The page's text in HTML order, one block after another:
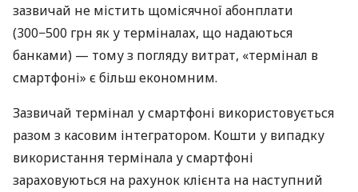
зазвичай не містить щомісячної абонплати
(300−500 грн як у терміналах, що надаються
банками) — тому з погляду витрат, «термінал в
смартфоні» є більш економним.
Зазвичай термінал у смартфоні використовується
разом з касовим інтегратором. Кошти у випадку
використання термінала у смартфоні
зараховуються на рахунок клієнта на наступний